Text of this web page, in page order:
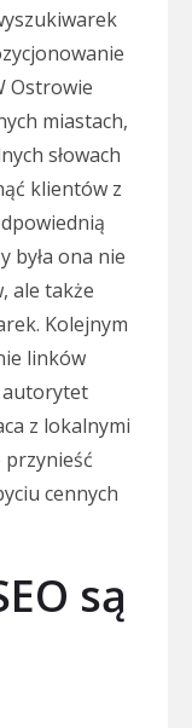
Ostrowie
miastach,
słowach
klientów z
była ona nie
ale także
Kolejnym
linków
autorytet
z lokalnymi
przynieść
cennych
są